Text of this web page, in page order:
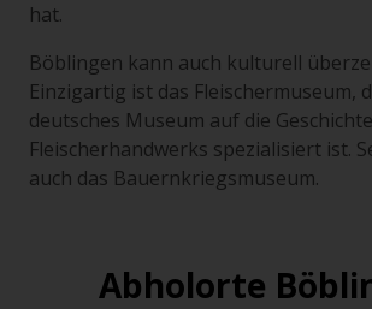
hat.
Böblingen kann auch kulturell
Einzigartig ist das Fleischermuseum,
deutsches Museum auf die
Fleischerhandwerks spezialisiert ist.
auch das Bauernkriegsmuseum.
Abholorte